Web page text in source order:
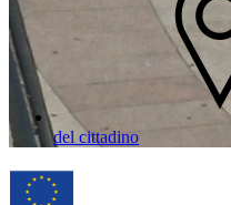
del cittadino